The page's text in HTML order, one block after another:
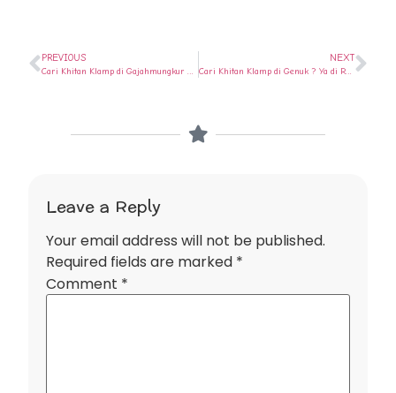
PREVIOUS NEXT
Cari Khitan Klamp di Genuk ? Ya di Rumah Sunat Semarang
Leave a Reply
Your email address will not be published.
Required fields are marked *
Comment *